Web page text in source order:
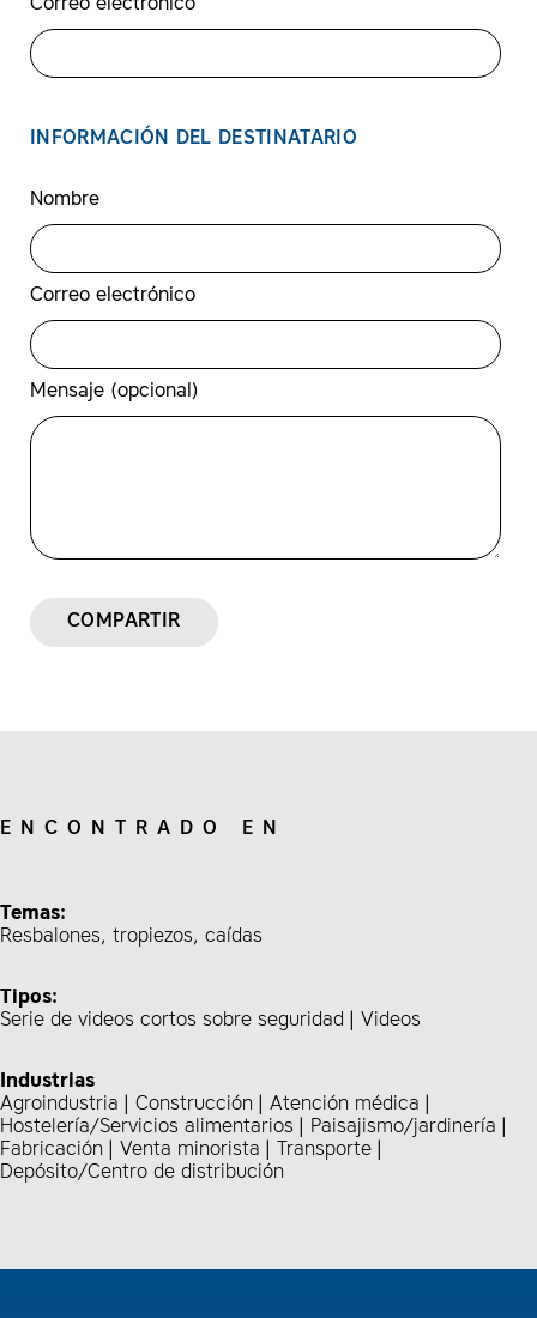
Correo electrónico
INFORMACIÓN DEL DESTINATARIO
Nombre
Correo electrónico
Mensaje (opcional)
COMPARTIR
ENCONTRADO EN
Temas:
Resbalones, tropiezos, caídas
Tipos:
Serie de videos cortos sobre seguridad
Videos
Industrias
Agroindustria
Construcción
Atención médica
Hostelería/Servicios alimentarios
Paisajismo/jardinería
Fabricación
Venta minorista
Transporte
Depósito/Centro de distribución